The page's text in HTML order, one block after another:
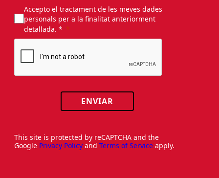
Accepto el tractament de les meves dades
personals per a la finalitat anteriorment
detallada. *
ENVIAR
This site is protected by reCAPTCHA and the
Google Privacy Policy and Terms of Service apply.